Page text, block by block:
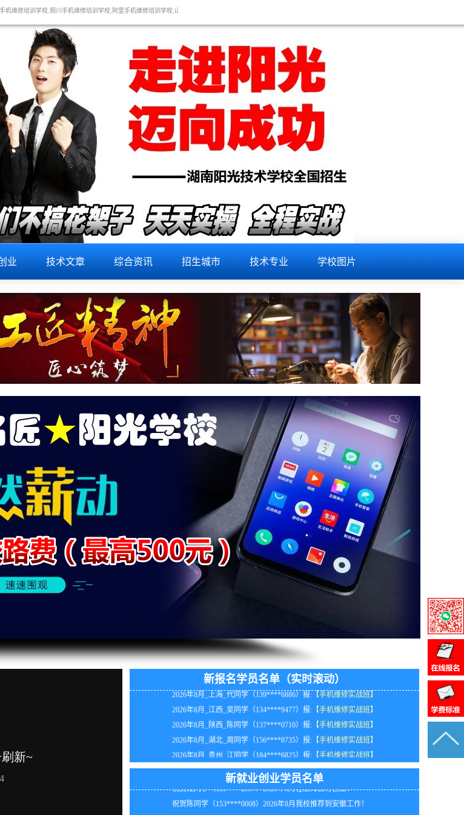
学校,阿里手机维修培训学校,山南手机维修培训学校,拉萨手机维修培训学校,怒江手机维修培训学校,文山手机维修培训学校,楚雄手机维修培训学校,普洱
业 技术文章 综合资讯 招生城市 技术专业 学校图片
新报名学员名单（实时滚动）
2026年8月_贵州_林同学（135****1355）报:
2026年8月_浙江_胡同学（186****8399）报:【手机维修实战班】
2026年8月_上海_代同学（139****6886）报: 【手机维修实战班】
2026年8月_江西_吴同学（134****9477）报: 【手机维修实战班】
2026年8月_陕西_陈同学（137****0710）报: 【手机维修实战班】
2026年8月_湖北_周同学（156****8735）报: 【手机维修实战班】
2026年8月_贵州_江同学（184****6825）报: 【手机维修实战班】
2026年8月_北京_朱同学（188****0261）报: 【手机维修实战班】
2026年8月_贵州_王同学（138****6622）报: 【手机维修实战班】
2026年8月_福建_代同学（134****7461）报:【手机维修实战班】
2026年8月_湖北_韩同学（156****9696）报:【手机维修实战班】
新就业创业学员名单
祝贺陈同学（189****7304）2026年8月我校推荐到黑龙江工作
祝贺韩同学（138****5675）2026年8月我校推荐到河北工作！
祝贺田同学（151****1093）2026年8月我校推荐到山东工作！
祝贺周同学（138****3413）2026年8月我校推荐到湖南工作！
祝贺田同学（133****9018）2026年8月在福建开办手机维修店！
祝贺张同学（187****4451）2026年8月在湖北自行创业！
祝贺江同学（135****2597）2026年8月在上海自行创业！
祝贺陈同学（153****0008）2026年8月我校推荐到安徽工作！